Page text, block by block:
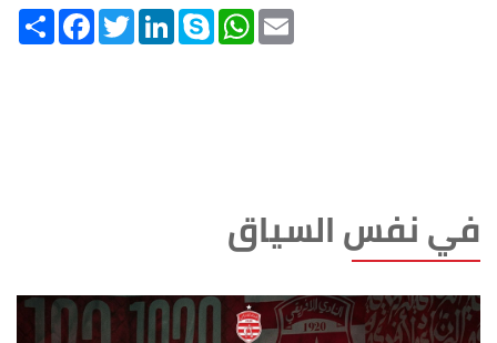
Share FacebookTwitterLinkedInSkype WhatsApp
في نفس السياق